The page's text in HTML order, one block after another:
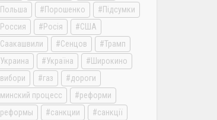
Польша
Порошенко
Підсумки
Россия
Росія
США
Саакашвили
Сенцов
Трамп
Украина
Україна
Широкино
вибори
газ
дороги
минский процесс
реформи
реформы
санкции
санкції